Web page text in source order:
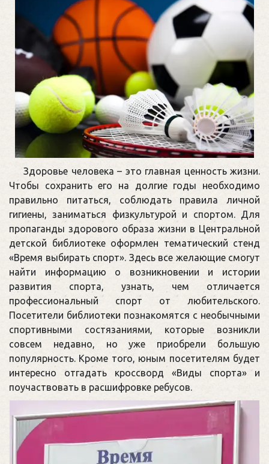
Здоровье человека – это главная ценность жизни.
Чтобы сохранить его на долгие годы необходимо
правильно питаться, соблюдать правила личной
гигиены, заниматься физкультурой и спортом. Для
пропаганды здорового образа жизни в Центральной
детской библиотеке оформлен тематический стенд
«Время выбирать спорт». Здесь все желающие смогут
найти информацию о возникновении и истории
развития спорта, узнать, чем отличается
профессиональный спорт от любительского.
Посетители библиотеки познакомятся с необычными
спортивными состязаниями, которые возникли
совсем недавно, но уже приобрели большую
популярность. Кроме того, юным посетителям будет
интересно отгадать кроссворд «Виды спорта» и
поучаствовать в расшифровке ребусов.